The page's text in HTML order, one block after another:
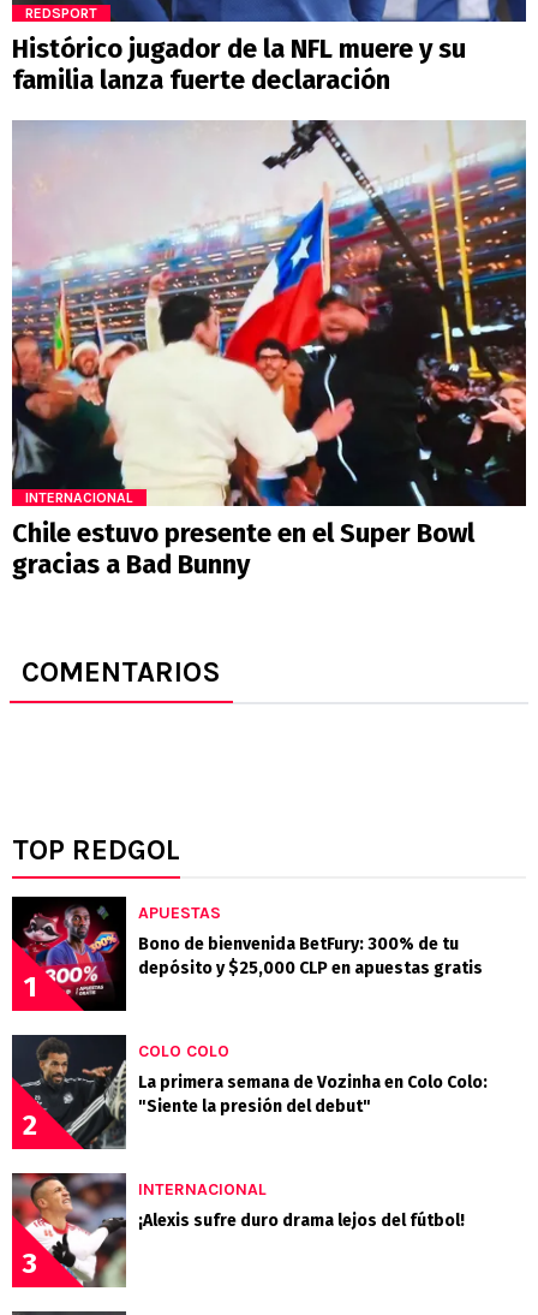
REDSPORT
Histórico jugador de la NFL muere y su
familia lanza fuerte declaración
INTERNACIONAL
Chile estuvo presente en el Super Bowl
gracias a Bad Bunny
COMENTARIOS
TOP REDGOL
1
APUESTAS
Bono de bienvenida BetFury: 300% de tu
depósito y $25,000 CLP en apuestas gratis
2
COLO COLO
La primera semana de Vozinha en Colo Colo:
"Siente la presión del debut"
3
INTERNACIONAL
¡Alexis sufre duro drama lejos del fútbol!